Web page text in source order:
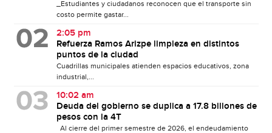
_Estudiantes y ciudadanos reconocen que el transporte sin
costo permite gastar...
2:05 pm
Refuerza Ramos Arizpe limpieza en distintos
puntos de la ciudad
Cuadrillas municipales atienden espacios educativos, zona
industrial,...
10:02 am
Deuda del gobierno se duplica a 17.8 billones de
pesos con la 4T
Al cierre del primer semestre de 2026, el endeudamiento